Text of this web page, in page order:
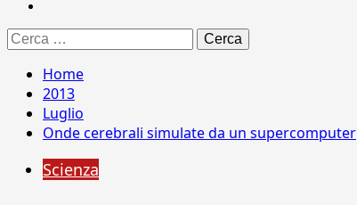
Ricerca
per:
Home
2013
Luglio
Onde cerebrali simulate da un supercomputer
Scienza